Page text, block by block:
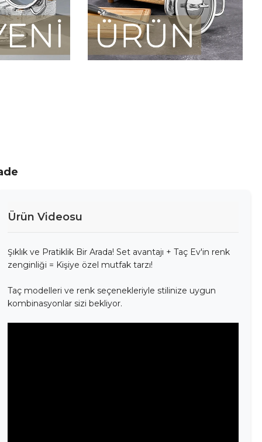
Ürün Videosu
Şıklık ve Pratiklik Bir Arada! Set avantajı + Taç Ev'in renk
zenginliği = Kişiye özel mutfak tarzı!
Taç modelleri ve renk seçenekleriyle stilinize uygun
kombinasyonlar sizi bekliyor.